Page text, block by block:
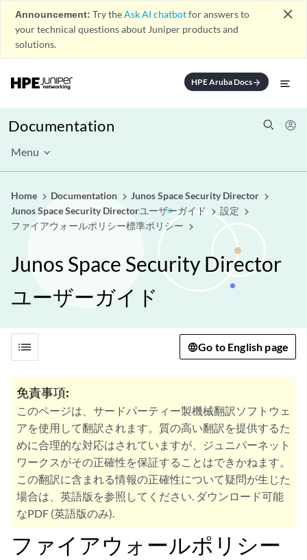
Announcement: Try theAsk AI chatbotfor answers to
your technical questions about Juniper products and
solutions.
close
HPE Aruba Docsarrow_forward
Documentation
Menu
Home Documentation
Junos Space Security Director
Junos Space Security Directorユーザーガイド
設定
ファイアウォールポリシー標準ポリシー
Junos Space Security Director
ユーザーガイド
list Go to English page
免責事項:
このページは、サードパーティー製機械翻訳ソフトウェ
アを使用して翻訳されます。質の高い翻訳を提供するた
めに合理的な対応はされていますが、ジュニパーネット
ワークスがその正確性を保証することはできかねます。
この翻訳に含まれる情報の正確性について疑問が生じた
場合は、英語版を参照してください. ダウンロード可能
なPDF (英語版のみ).
ファイアウォールポリシー